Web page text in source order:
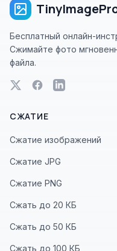
Бесплатный онлайн-
Сжимайте фото
файла.
СЖАТИЕ
Сжатие изображений
Сжатие JPG
Сжатие PNG
Сжать до 20 КБ
Сжать до 50 КБ
Сжать до 100 КБ